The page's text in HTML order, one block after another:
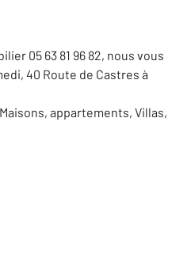
05 63 81 96 82, nous vous
40 Route de Castres à
appartements, Villas,